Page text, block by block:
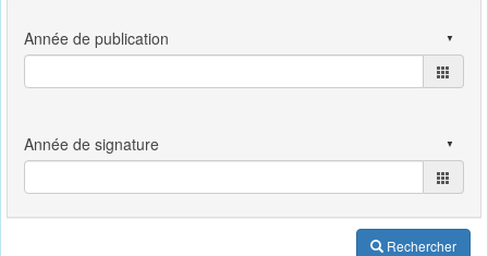
Rechercher